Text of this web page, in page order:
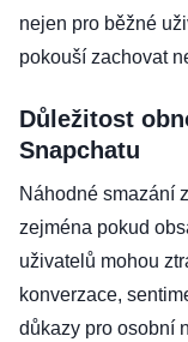
nejen pro běžné
pokouší zachovat
Důležitost
Snapchatu
Náhodné smazání
zejména pokud
uživatelů mohou
konverzace,
důkazy pro osobní